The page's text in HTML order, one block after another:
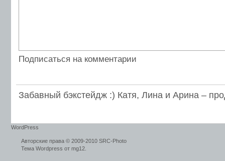
Подписаться на комментарии
Забавный бэкстейдж :) Катя, Лина и Арина –
WordPress
Авторские права © 2009-2010 SRC-Photo
Тема Wordpress от mg12.